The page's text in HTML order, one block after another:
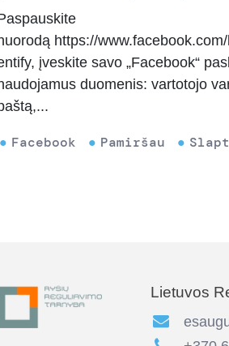
https://
įveskite savo „Facebook“
duomenis: vartotojo
Facebook Pamiršau
Lietuvos